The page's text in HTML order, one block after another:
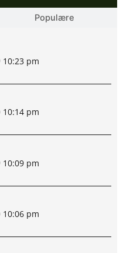
Populære
10:23 pm
10:14 pm
10:09 pm
10:06 pm